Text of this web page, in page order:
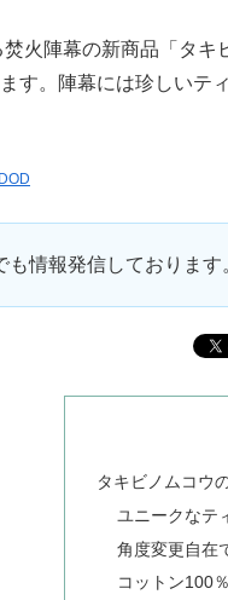
火陣幕の新商品「タ
す。陣幕には珍しいテ
DOD
も情報発信しております
タキビノムコウ
ユニークなテ
角度変更自在
コットン100